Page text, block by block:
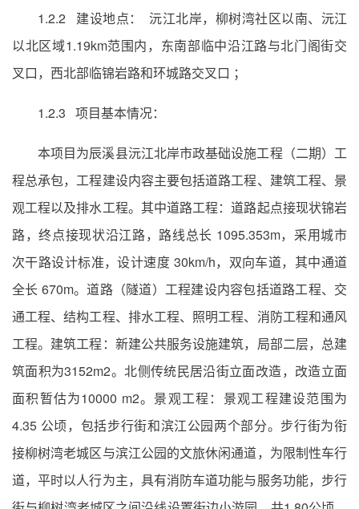
1.2.2 建设地点： 沅江北岸，柳树湾社区以南、沅江
以北区域1.19km范围内，东南部临中沿江路与北门阁街交
叉口，西北部临锦岩路和环城路交叉口 ；
1.2.3 项目基本情况：
本项目为辰溪县沅江北岸市政基础设施工程（二期）工
程总承包，工程建设内容主要包括道路工程、建筑工程、景
观工程以及排水工程。其中道路工程：道路起点接现状锦岩
路，终点接现状沿江路，路线总长 1095.353m，采用城市
次干路设计标准，设计速度 30km/h，双向车道，其中通道
全长 670m。道路（隧道）工程建设内容包括道路工程、交
通工程、结构工程、排水工程、照明工程、消防工程和通风
工程。建筑工程：新建公共服务设施建筑，局部二层，总建
筑面积为3152m2。北侧传统民居沿街立面改造，改造立面
面积暂估为10000 m2。景观工程：景观工程建设范围为
4.35 公顷，包括步行街和滨江公园两个部分。步行街为衔
接柳树湾老城区与滨江公园的文旅休闲通道，为限制性车行
道，平时以人行为主，具有消防车道功能与服务功能，步行